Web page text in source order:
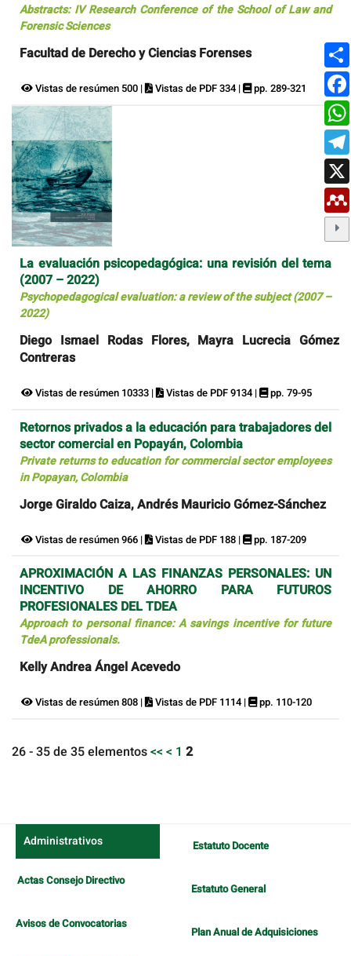
Abstracts: IV Research Conference of the School of Law and
Forensic Sciences
Facultad de Derecho y Ciencias Forenses
Vistas de resúmen 500 | Vistas de PDF 334 | pp. 289-321
La evaluación psicopedagógica: una revisión del tema
(2007 – 2022)
Psychopedagogical evaluation: a review of the subject (2007 –
2022)
Diego Ismael Rodas Flores, Mayra Lucrecia Gómez
Contreras
Vistas de resúmen 10333 | Vistas de PDF 9134 | pp. 79-95
Retornos privados a la educación para trabajadores del
sector comercial en Popayán, Colombia
Private returns to education for commercial sector employees
in Popayan, Colombia
Jorge Giraldo Caiza, Andrés Mauricio Gómez-Sánchez
Vistas de resúmen 966 | Vistas de PDF 188 | pp. 187-209
APROXIMACIÓN A LAS FINANZAS PERSONALES: UN
INCENTIVO DE AHORRO PARA FUTUROS
PROFESIONALES DEL TDEA
Approach to personal finance: A savings incentive for future
TdeA professionals.
Kelly Andrea Ángel Acevedo
Vistas de resúmen 808 | Vistas de PDF 1114 | pp. 110-120
26 - 35 de 35 elementos<< < 1 2
Administrativos
Actas Consejo Directivo
Avisos de Convocatorias
Estatuto Docente
Estatuto General
Plan Anual de Adquisiciones